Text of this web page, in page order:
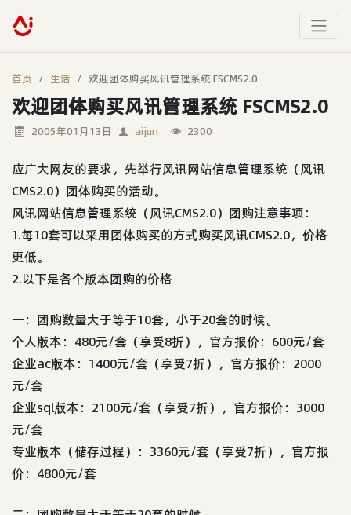
首页 生活 欢迎团体购买风讯管理系统 FSCMS2.0
欢迎团体购买风讯管理系统 FSCMS2.0
2005年01月13日 aijun 2300
应广大网友的要求，先举行风讯网站信息管理系统（风讯
CMS2.0）团体购买的活动。
风讯网站信息管理系统（风讯CMS2.0）团购注意事项：
1.每10套可以采用团体购买的方式购买风讯CMS2.0，价格
更低。
2.以下是各个版本团购的价格
一：团购数量大于等于10套，小于20套的时候。
个人版本：480元/套（享受8折），官方报价：600元/套
企业ac版本：1400元/套（享受7折），官方报价：2000
元/套
企业sql版本：2100元/套（享受7折），官方报价：3000
元/套
专业版本（储存过程）：3360元/套（享受7折），官方报
价：4800元/套